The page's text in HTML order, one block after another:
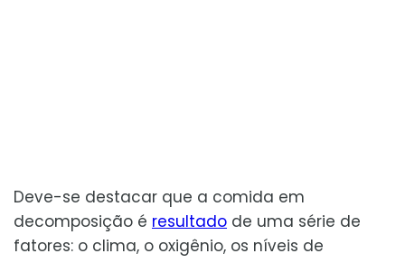
Deve-se destacar que a comida em
decomposição é resultado de uma série de
fatores: o clima, o oxigênio, os níveis de